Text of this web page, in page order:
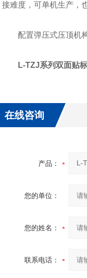
接难度，可单机生产，
配置弹压式压顶机构
L-TZJ系列双面贴
在线咨询
产品：
您的单位：
您的姓名：
联系电话：